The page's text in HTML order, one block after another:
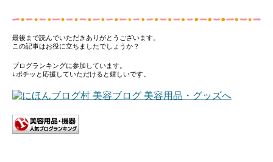
最後まで読んでいただきありがとうございます。
この記事はお役に立ちましたでしょうか？
ブログランキングに参加しています。
↓ポチッと応援していただけると嬉しいです。